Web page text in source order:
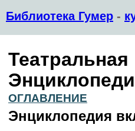
Библиотека Гумер -
Театральная
ОГЛАВЛЕНИЕ
Энциклопедия